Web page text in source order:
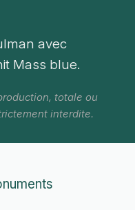
avec
Mass blue.
totale ou
interdite.